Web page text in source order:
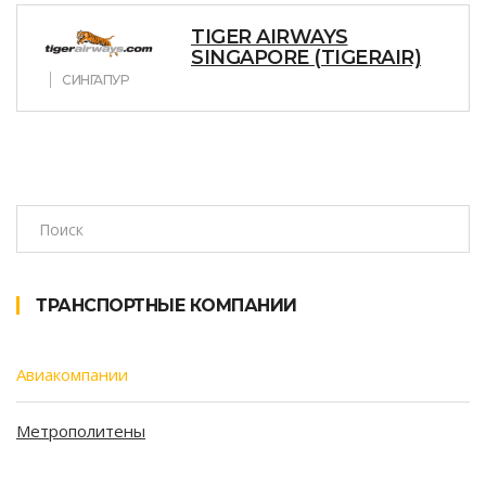
TIGER AIRWAYS
SINGAPORE (TIGERAIR)
СИНГАПУР
ТРАНСПОРТНЫЕ КОМПАНИИ
Авиакомпании
Метрополитены